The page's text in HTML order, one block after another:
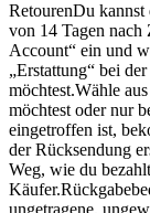
RetourenDu
von 14 Tagen nach
Account“ ein und
„Erstattung“ bei
möchtest.Wähle
möchtest oder nur
eingetroffen ist,
der Rücksendung
Weg, wie du
ungetragene,